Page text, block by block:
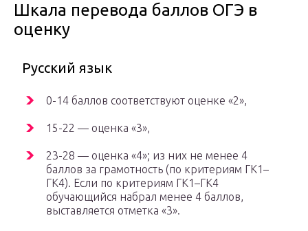
Шкала перевода баллов ОГЭ в
оценку
Русский язык
0-14 баллов соответствуют оценке «2»,
15-22 — оценка «3»,
23-28 — оценка «4»; из них не менее 4
баллов за грамотность (по критериям ГК1–
ГК4). Если по критериям ГК1–ГК4
обучающийся набрал менее 4 баллов,
выставляется отметка «3».